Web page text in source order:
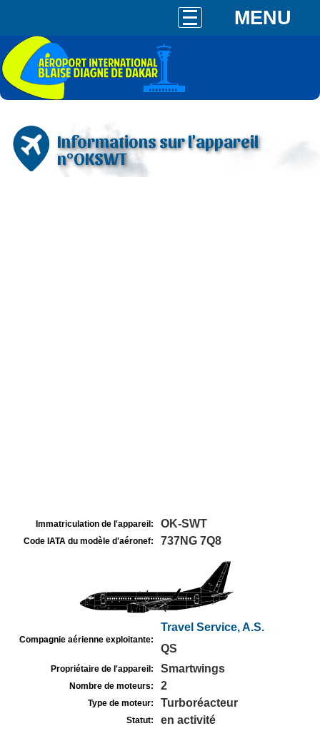
MENU
Informations sur l'appareil
n°OKSWT
Immatriculation de l'appareil: OK-SWT
Code IATA du modèle d'aéronef: 737NG 7Q8
Compagnie aérienne exploitante:
Travel Service, A.S.
QS
Propriétaire de l'appareil: Smartwings
Nombre de moteurs: 2
Type de moteur: Turboréacteur
Statut: en activité